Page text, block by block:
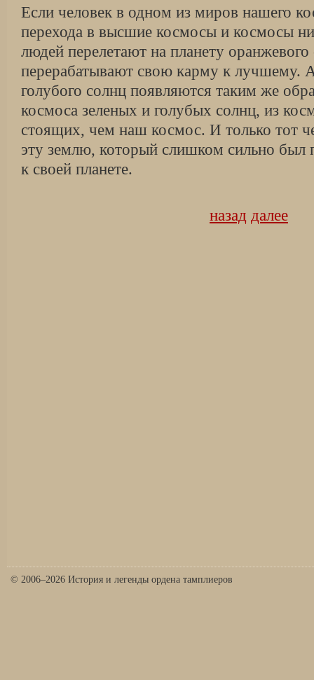
Если человек в одном из миров нашего
перехода в высшие космосы и космосы
людей перелетают на планету
перерабатывают свою карму к лучшему.
голубого солнц появляются таким же
космоса зеленых и голубых солнц, из
стоящих, чем наш космос. И только тот
эту землю, который слишком сильно был
к своей планете.
назад далее
© 2006–2026 История и легенды ордена тамплиеров